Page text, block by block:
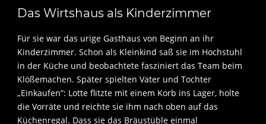
Das Wirtshaus als Kinderzimmer
Für sie war das urige Gasthaus von Beginn an ihr
Kinderzimmer. Schon als Kleinkind saß sie im Hochstuhl
in der Küche und beobachtete fasziniert das Team beim
Klößemachen. Später spielten Vater und Tochter
„Einkaufen“: Lotte flitzte mit einem Korb ins Lager, holte
die Vorräte und reichte sie ihm nach oben auf das
Küchenregal. Dass sie das Bräustüble einmal